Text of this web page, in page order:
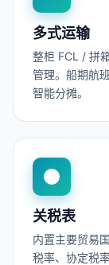
多式运输
整柜 FCL / 拼
管理。船期航
智能分摊。
关税表
内置主要贸易
税率、协定税